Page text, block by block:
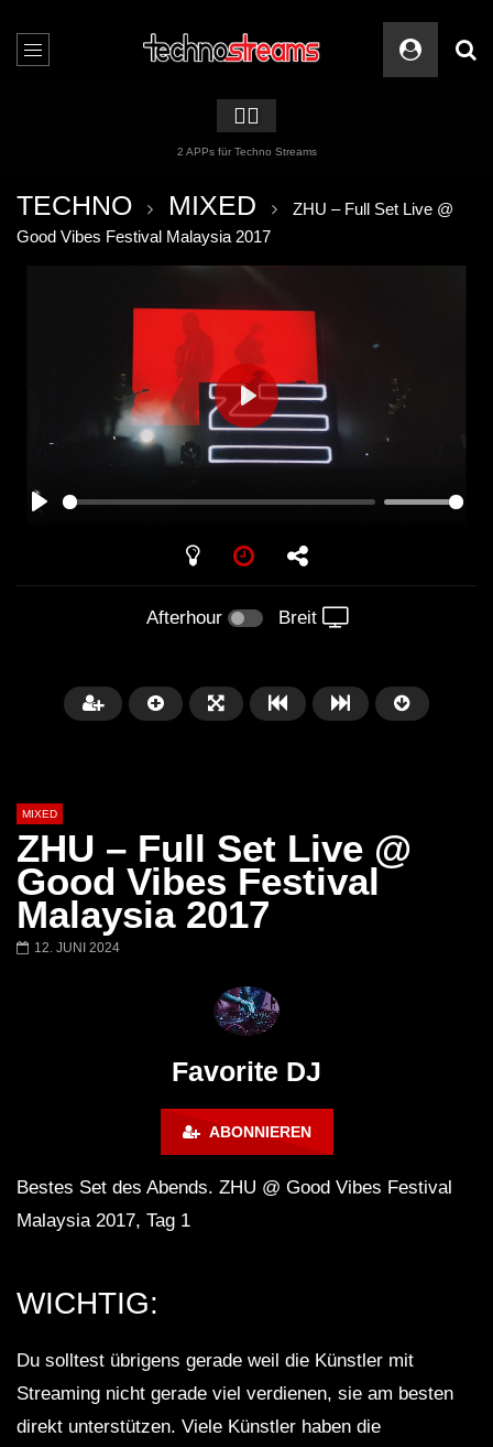
🏳️‍🌈
2 APPs für Techno Streams
TECHNO MIXED
ZHU – Full Set Live @
Good Vibes Festival Malaysia 2017
PLAY
Afterhour Breit
MIXED
ZHU – Full Set Live @
Good Vibes Festival
Malaysia 2017
12. JUNI 2024
Favorite DJ
ABONNIEREN
Bestes Set des Abends. ZHU @ Good Vibes Festival
Malaysia 2017, Tag 1
WICHTIG:
Du solltest übrigens gerade weil die Künstler mit
Streaming nicht gerade viel verdienen, sie am besten
direkt unterstützen. Viele Künstler haben die